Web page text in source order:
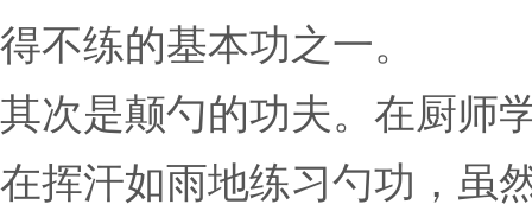
得不练的基本功之一。
其次是颠勺的功夫。在厨师
在挥汗如雨地练习勺功，虽